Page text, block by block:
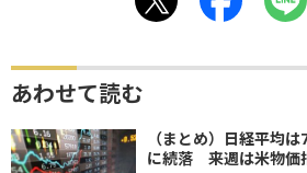
あわせて読む
（まとめ）日経平均
に続落 来週は米物価